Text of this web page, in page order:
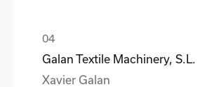
Galan Textile Machinery, S.L.
Xavier Galan